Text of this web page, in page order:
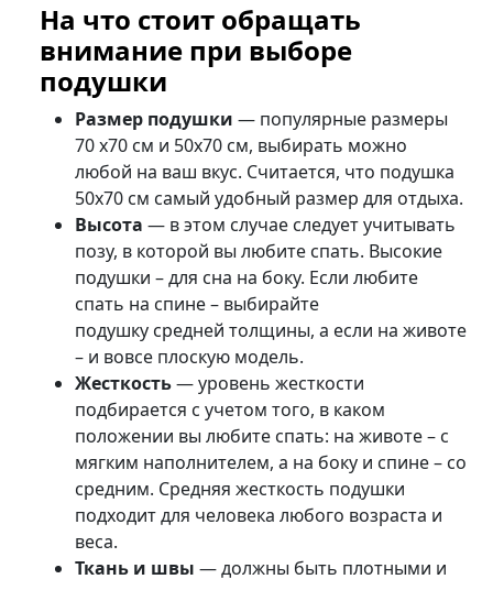
На что стоит обращать
внимание при выборе
подушки
Размер подушки — популярные размеры
70 x70 см и 50x70 см, выбирать можно
любой на ваш вкус. Считается, что подушка
50x70 см самый удобный размер для отдыха.
Высота — в этом случае следует учитывать
позу, в которой вы любите спать. Высокие
подушки – для сна на боку. Если любите
спать на спине – выбирайте
подушку средней толщины, а если на животе
– и вовсе плоскую модель.
Жесткость— уровень жесткости
подбирается с учетом того, в каком
положении вы любите спать: на животе – с
мягким наполнителем, а на боку и спине – со
средним. Средняя жесткость подушки
подходит для человека любого возраста и
веса.
Ткань и швы — должны быть плотными и